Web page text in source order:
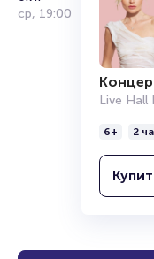
ср, 19:00
Live Hall
6+ 2